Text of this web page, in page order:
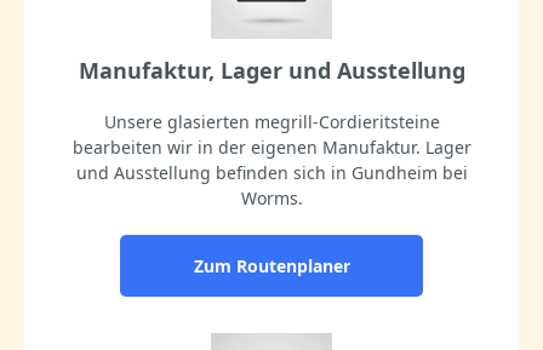
Manufaktur, Lager und Ausstellung
Unsere glasierten megrill-Cordieritsteine
bearbeiten wir in der eigenen Manufaktur. Lager
und Ausstellung befinden sich in Gundheim bei
Worms.
Zum Routenplaner